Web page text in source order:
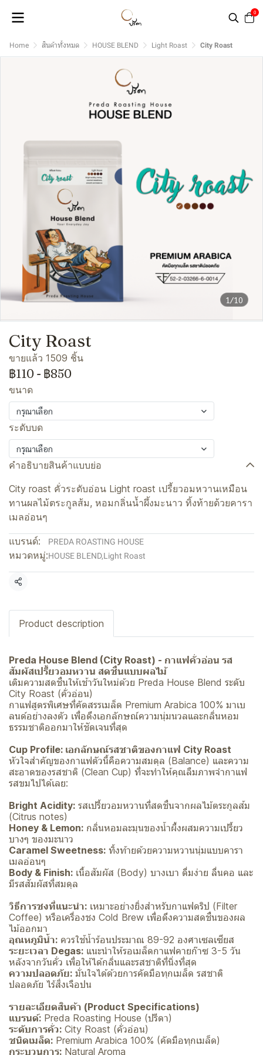
0
Home สินค้าทั้งหมด HOUSE BLEND Light Roast City Roast
1/10
City Roast
ขายแล้ว 1509 ชิ้น
฿110 - ฿850
ขนาด
กรุณาเลือก
ระดับบด
กรุณาเลือก
คำอธิบายสินค้าแบบย่อ
City roast คั่วระดับอ่อน Light roast เปรี้ยวอมหวานเหมือน
ทานผลไม้ตระกูลส้ม, หอมกลิ่นน้ำผึ้งมะนาว ทิ้งท้ายด้วยคารา
เมลอ่อนๆ
แบรนด์: PREDA ROASTING HOUSE
หมวดหมู่:HOUSE BLEND,Light Roast
แชร์
Product description
Preda House Blend (City Roast) - กาแฟคั่วอ่อน รส
สัมผัสเปรี้ยวอมหวาน สดชื่นแบบผลไม้
เติมความสดชื่นให้เช้าวันใหม่ด้วย Preda House Blend ระดับ
City Roast (คั่วอ่อน)
กาแฟสูตรพิเศษที่คัดสรรเมล็ด Premium Arabica 100% มาเบ
ลนด์อย่างลงตัว เพื่อดึงเอกลักษณ์ความนุ่มนวลและกลิ่นหอม
ธรรมชาติออกมาให้ชัดเจนที่สุด
Cup Profile: เอกลักษณ์รสชาติของกาแฟ City Roast
หัวใจสำคัญของกาแฟตัวนี้คือความสมดุล (Balance) และความ
สะอาดของรสชาติ (Clean Cup) ที่จะทำให้คุณลืมภาพจำกาแฟ
รสขมไปได้เลย:
Bright Acidity: รสเปรี้ยวอมหวานที่สดชื่นจากผลไม้ตระกูลส้ม
(Citrus notes)
Honey & Lemon: กลิ่นหอมละมุนของน้ำผึ้งผสมความเปรี้ยว
บางๆ ของมะนาว
Caramel Sweetness: ทิ้งท้ายด้วยความหวานนุ่มแบบคารา
เมลอ่อนๆ
Body & Finish: เนื้อสัมผัส (Body) บางเบา ดื่มง่าย ลื่นคอ และ
มีรสสัมผัสที่สมดุล
วิธีการชงที่แนะนำ: เหมาะอย่างยิ่งสำหรับกาแฟดริป (Filter
Coffee) หรือเครื่องชง Cold Brew เพื่อดึงความสดชื่นของผล
ไม้ออกมา
อุณหภูมิน้ำ: ควรใช้น้ำร้อนประมาณ 89-92 องศาเซลเซียส
ระยะเวลา Degas: แนะนำให้รอเมล็ดกาแฟคายก๊าซ 3-5 วัน
หลังจากวันคั่ว เพื่อให้ได้กลิ่นและรสชาติที่นิ่งที่สุด
ความปลอดภัย: มั่นใจได้ด้วยการคัดมือทุกเมล็ด รสชาติ
ปลอดภัย ไร้สิ่งเจือปน
รายละเอียดสินค้า (Product Specifications)
แบรนด์: Preda Roasting House (ปรีดา)
ระดับการคั่ว: City Roast (คั่วอ่อน)
ชนิดเมล็ด: Premium Arabica 100% (คัดมือทุกเมล็ด)
กระบวนการ: Natural Aroma